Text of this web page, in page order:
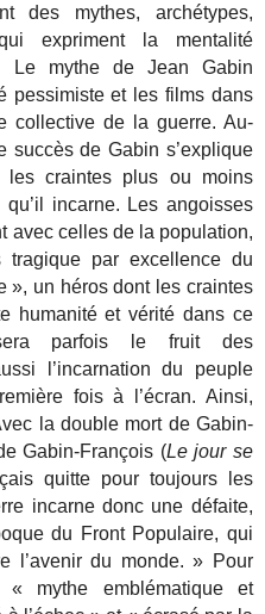
des mythes, archétypes,
expriment la mentalité
Le mythe de Jean Gabin
pessimiste et les films dans
collective de la guerre. Au-
succès de Gabin s’explique
craintes plus ou moins
incarne. Les angoisses
avec celles de la population,
par excellence du
», un héros dont les craintes
humanité et vérité dans ce
parfois le fruit des
l’incarnation du peuple
fois à l’écran. Ainsi,
la double mort de Gabin-
Gabin-François (Le jour se
quitte pour toujours les
incarne donc une défaite,
du Front Populaire, qui
l’avenir du monde. » Pour
« mythe emblématique et